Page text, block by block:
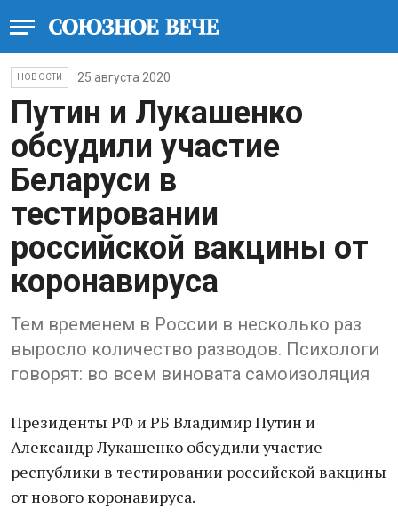
НОВОСТИ 25 августа 2020
Путин и Лукашенко
обсудили участие
Беларуси в
тестировании
российской вакцины от
коронавируса
Тем временем в России в несколько раз
выросло количество разводов. Психологи
говорят: во всем виновата самоизоляция
Президенты РФ и РБ Владимир Путин и
Александр Лукашенко обсудили участие
республики в тестировании российской вакцины
от нового коронавируса.